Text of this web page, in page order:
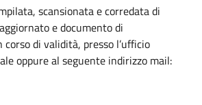
scansionata e corredata di
e documento di
di validità, presso l’ufficio
oppure al seguente indirizzo mail: